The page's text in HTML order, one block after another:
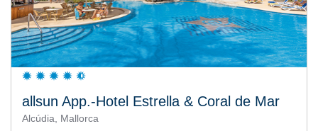
allsun App.-Hotel Estrella & Coral de Mar
Alcúdia, Mallorca